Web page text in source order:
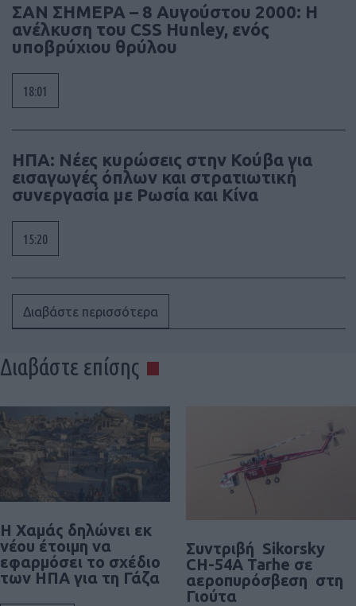
ΣΑΝ ΣΗΜΕΡΑ – 8 Αυγούστου 2000: Η
ανέλκυση του CSS Hunley, ενός
υποβρύχιου θρύλου
18:01
ΗΠΑ: Νέες κυρώσεις στην Κούβα για
εισαγωγές όπλων και στρατιωτική
συνεργασία με Ρωσία και Κίνα
15:20
Διαβάστε περισσότερα
Διαβάστε επίσης
Η Χαμάς δηλώνει εκ
νέου έτοιμη να
εφαρμόσει το σχέδιο
των ΗΠΑ για τη Γάζα
Συντριβή Sikorsky
CH-54A Tarhe σε
αεροπυρόσβεση στη
Γιούτα